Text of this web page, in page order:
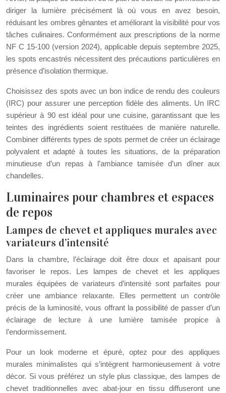
diriger la lumière précisément là où vous en avez besoin,
réduisant les ombres gênantes et améliorant la visibilité pour vos
tâches culinaires. Conformément aux prescriptions de la norme
NF C 15-100 (version 2024), applicable depuis septembre 2025,
les spots encastrés nécessitent des précautions particulières en
présence d’isolation thermique.
Choisissez des spots avec un bon indice de rendu des couleurs
(IRC) pour assurer une perception fidèle des aliments. Un IRC
supérieur à 90 est idéal pour une cuisine, garantissant que les
teintes des ingrédients soient restituées de manière naturelle.
Combiner différents types de spots permet de créer un éclairage
polyvalent et adapté à toutes les situations, de la préparation
minutieuse d’un repas à l’ambiance tamisée d’un dîner aux
chandelles.
Luminaires pour chambres et espaces
de repos
Lampes de chevet et appliques murales avec
variateurs d’intensité
Dans la chambre, l’éclairage doit être doux et apaisant pour
favoriser le repos. Les lampes de chevet et les appliques
murales équipées de variateurs d’intensité sont parfaites pour
créer une ambiance relaxante. Elles permettent un contrôle
précis de la luminosité, vous offrant la possibilité de passer d’un
éclairage de lecture à une lumière tamisée propice à
l’endormissement.
Pour un look moderne et épuré, optez pour des appliques
murales minimalistes qui s’intègrent harmonieusement à votre
décor. Si vous préférez un style plus classique, des lampes de
chevet traditionnelles avec abat-jour en tissu diffuseront une